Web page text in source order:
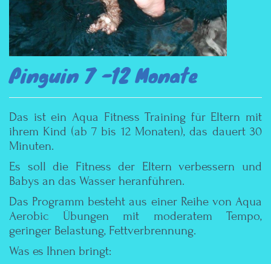
Pinguin 7 -12 Monate
Das ist ein Aqua Fitness Training für Eltern mit
ihrem Kind (ab 7 bis 12 Monaten), das dauert 30
Minuten.
Es soll die Fitness der Eltern verbessern und
Babys an das Wasser heranführen.
Das Programm besteht aus einer Reihe von Aqua
Aerobic Übungen mit moderatem Tempo,
geringer Belastung, Fettverbrennung.
Was es Ihnen bringt: